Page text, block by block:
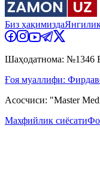
Биз ҳақимизда
Шаҳодатнома: №1346
Ғоя муаллифи:
Асосчиси: "Master
Махфийлик сиёсати